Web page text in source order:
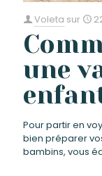
Voleta sur
une
Pour partir en
bien préparer
bambins, vous